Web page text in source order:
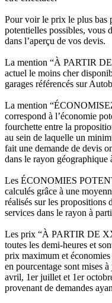
Pour voir le prix le plus bas
potentielles possibles, vous
dans l’aperçu de vos devis.
La mention “À PARTIR
actuel le moins cher
garages référencés sur
La mention
correspond à l’économie
fourchette entre la
au sein de laquelle un
fait une demande de devis
dans le rayon géographique
Les ÉCONOMIES
calculés grâce à une
réalisés sur les propositions
services dans le rayon à
Les prix “À PARTIR DE
toutes les demi-heures et
prix maximum et
en pourcentage sont mises
avril, 1er juillet et 1er
provenant de demandes